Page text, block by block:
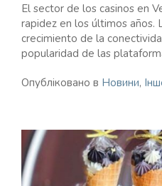
El sector de los casinos en
rapidez en los últimos años.
crecimiento de la
popularidad de las
Опубліковано в Новини,